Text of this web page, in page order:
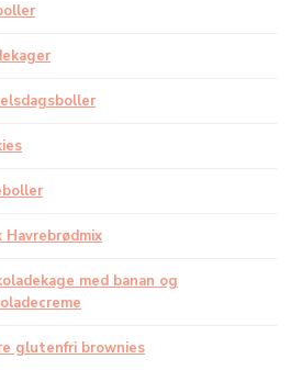
Havrebrødmix
med banan og
glutenfri brownies